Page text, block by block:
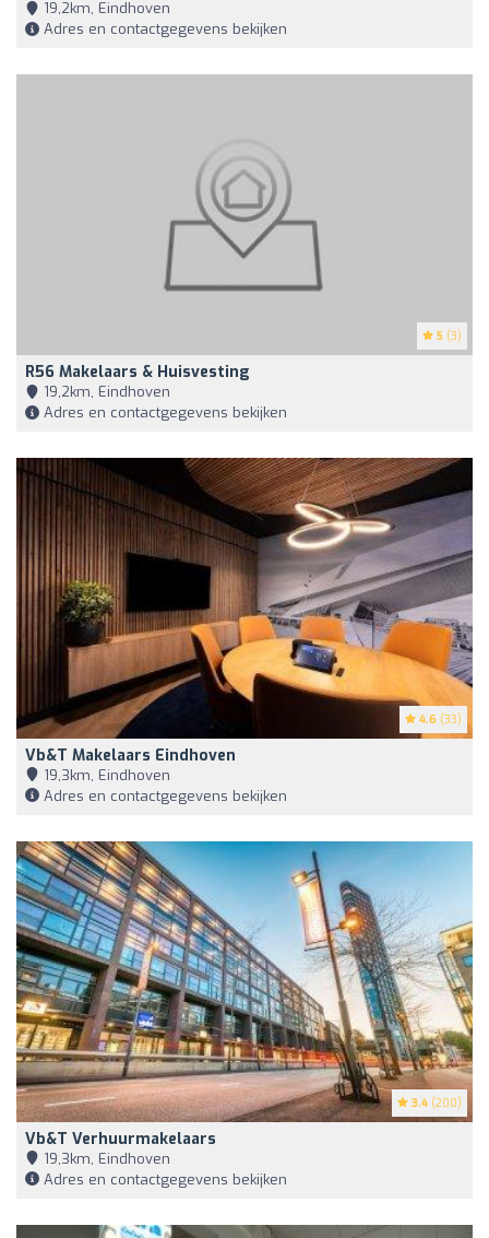
19,2km, Eindhoven
Adres en contactgegevens bekijken
5 (3)
R56 Makelaars & Huisvesting
19,2km, Eindhoven
Adres en contactgegevens bekijken
4.6 (33)
Vb&t Makelaars Eindhoven
19,3km, Eindhoven
Adres en contactgegevens bekijken
3.4 (200)
Vb&t Verhuurmakelaars
19,3km, Eindhoven
Adres en contactgegevens bekijken